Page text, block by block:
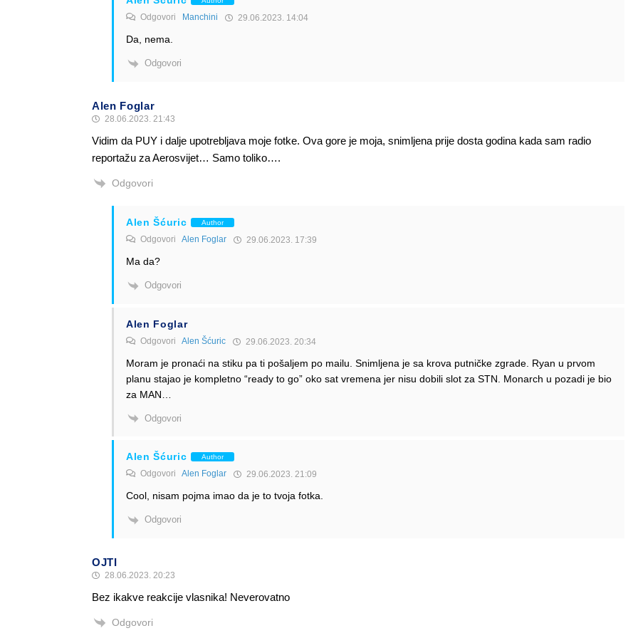
Odgovori Manchini 29.06.2023. 14:04
Da, nema.
Odgovori
Alen Foglar
28.06.2023. 21:43
Vidim da PUY i dalje upotrebljava moje fotke. Ova gore je moja, snimljena prije dosta godina kada sam radio
reportažu za Aerosvijet… Samo toliko….
Odgovori
Alen Šćuric Author
Odgovori Alen Foglar 29.06.2023. 17:39
Ma da?
Odgovori
Alen Foglar
Odgovori Alen Šćuric 29.06.2023. 20:34
Moram je pronaći na stiku pa ti pošaljem po mailu. Snimljena je sa krova putničke zgrade. Ryan u prvom
planu stajao je kompletno “ready to go” oko sat vremena jer nisu dobili slot za STN. Monarch u pozadi je bio
za MAN…
Odgovori
Alen Šćuric Author
Odgovori Alen Foglar 29.06.2023. 21:09
Cool, nisam pojma imao da je to tvoja fotka.
Odgovori
OJTI
28.06.2023. 20:23
Bez ikakve reakcije vlasnika! Neverovatno
Odgovori